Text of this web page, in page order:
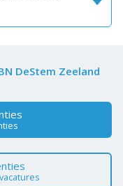
DeStem Zeeland